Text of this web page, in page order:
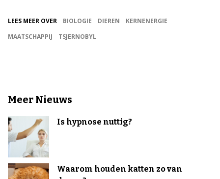
LEES MEER OVER BIOLOGIE DIEREN
KERNENERGIE
MAATSCHAPPIJ
TSJERNOBYL
Meer Nieuws
Is hypnose nuttig?
Waarom houden katten zo van